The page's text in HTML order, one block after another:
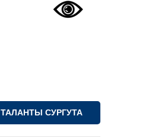
ТАЛАНТЫ СУРГУТА